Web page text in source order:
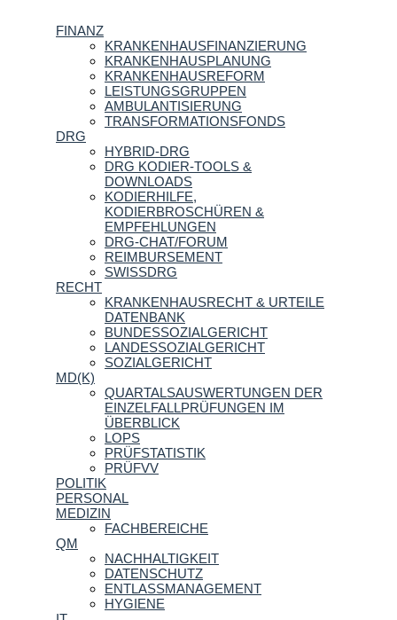
FINANZ
KRANKENHAUSFINANZIERUNG
KRANKENHAUSPLANUNG
KRANKENHAUSREFORM
LEISTUNGSGRUPPEN
AMBULANTISIERUNG
TRANSFORMATIONSFONDS
DRG
HYBRID-DRG
DRG KODIER-TOOLS &
DOWNLOADS
KODIERHILFE,
KODIERBROSCHÜREN &
EMPFEHLUNGEN
DRG-CHAT/FORUM
REIMBURSEMENT
SWISSDRG
RECHT
KRANKENHAUSRECHT & URTEILE
DATENBANK
BUNDESSOZIALGERICHT
LANDESSOZIALGERICHT
SOZIALGERICHT
MD(K)
QUARTALSAUSWERTUNGEN DER
EINZELFALLPRÜFUNGEN IM
ÜBERBLICK
LOPS
PRÜFSTATISTIK
PRÜFVV
POLITIK
PERSONAL
MEDIZIN
FACHBEREICHE
QM
NACHHALTIGKEIT
DATENSCHUTZ
ENTLASSMANAGEMENT
HYGIENE